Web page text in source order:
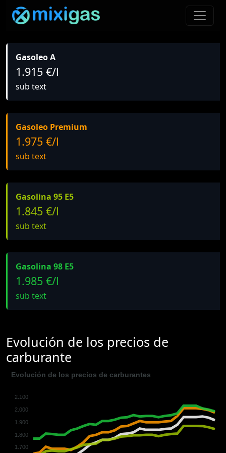
Gasoleo A
1.915 €/l
sub text
Gasoleo Premium
1.975 €/l
sub text
Gasolina 95 E5
1.845 €/l
sub text
Gasolina 98 E5
1.985 €/l
sub text
Evolución de los precios de
carburante
Evolución de los precios de carburantes
2.100
2.000
1.900
1.800
1.700